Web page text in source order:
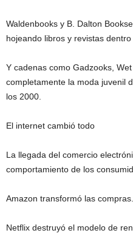
Waldenbooks y B. Dalton
hojeando libros y revistas dentro
Y cadenas como Gadzooks,
completamente la moda juvenil
los 2000.
El internet cambió todo
La llegada del comercio
comportamiento de los
Amazon transformó las compras.
Netflix destruyó el modelo de